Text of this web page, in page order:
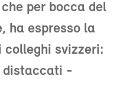
per bocca del
ha espresso la
colleghi svizzeri:
distaccati -